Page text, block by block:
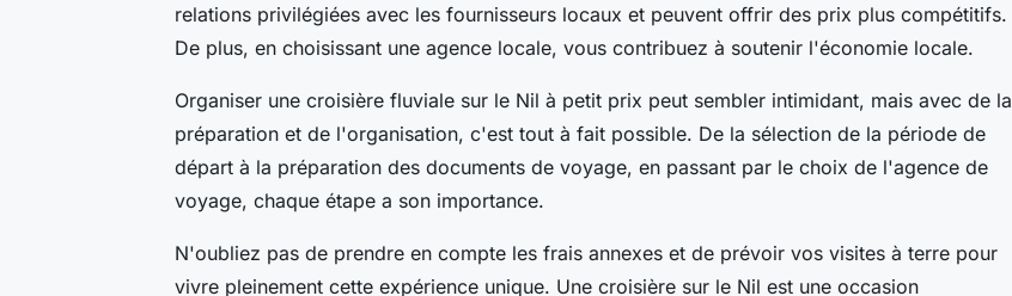
relations privilégiées avec les fournisseurs locaux et peuvent offrir des prix plus compétitifs.
De plus, en choisissant une agence locale, vous contribuez à soutenir l'économie locale.
Organiser une croisière fluviale sur le Nil à petit prix peut sembler intimidant, mais avec de la
préparation et de l'organisation, c'est tout à fait possible. De la sélection de la période de
départ à la préparation des documents de voyage, en passant par le choix de l'agence de
voyage, chaque étape a son importance.
N'oubliez pas de prendre en compte les frais annexes et de prévoir vos visites à terre pour
vivre pleinement cette expérience unique. Une croisière sur le Nil est une occasion